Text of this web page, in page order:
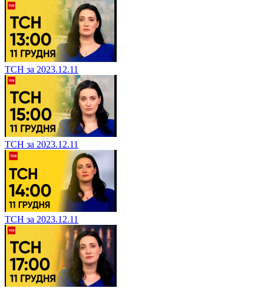
ТСН за 2023.12.11
ТСН за 2023.12.11
ТСН за 2023.12.11